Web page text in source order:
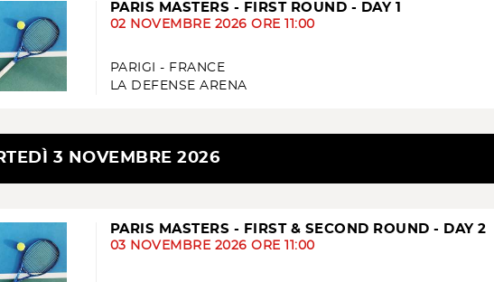
PARIS MASTERS - FIRST ROUND - DAY 1
02 NOVEMBRE 2026 ORE 11:00
PARIGI - FRANCE
LA DEFENSE ARENA
3 NOVEMBRE 2026
PARIS MASTERS - FIRST & SECOND ROUND - DAY 2
03 NOVEMBRE 2026 ORE 11:00